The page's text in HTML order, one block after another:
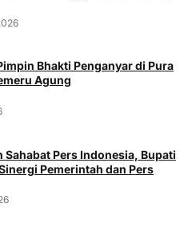
Bhakti Penganyar di Pura
Agung
Sahabat Pers Indonesia, Bupati
Pemerintah dan Pers